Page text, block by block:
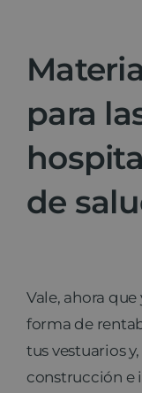
para
de
Vale, ahora
forma de
tus vestuarios
construcción e